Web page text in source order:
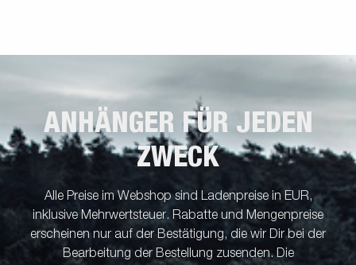
ANHÄNGER FÜR JEDEN
ZWECK
Alle Preise im Webshop sind Ladenpreise in EUR,
inklusive Mehrwertsteuer. Rabatte und Mengenpreise
erscheinen nur auf der Bestätigung, die wir Dir bei der
Bearbeitung der Bestellung zusenden. Die